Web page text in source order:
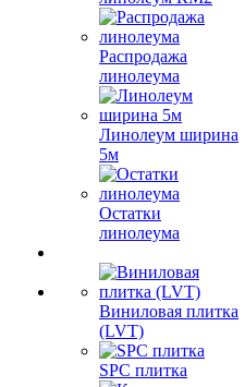
Распродажа
линолеума
Линолеум ширина
5м
Остатки
линолеума
Виниловая плитка
(LVT)
SPC плитка